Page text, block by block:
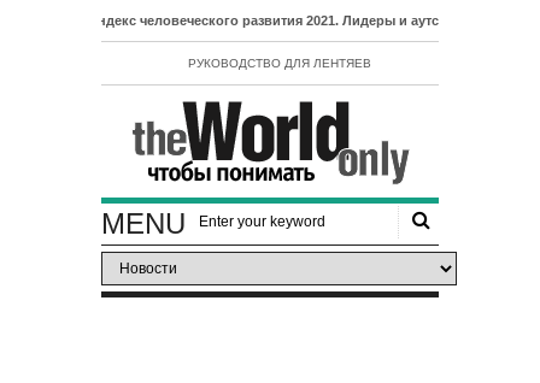
- Индекс человеческого развития 2021. Лидеры и аутсайдеры рейтинга ИЧР
РУКОВОДСТВО ДЛЯ ЛЕНТЯЕВ
MENU